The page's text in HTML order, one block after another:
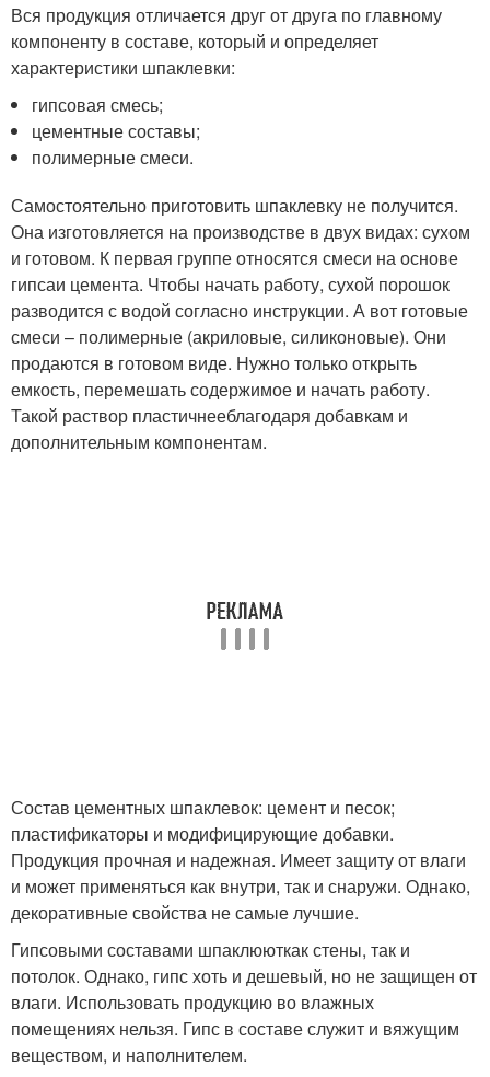
Вся продукция отличается друг от друга по главному
компоненту в составе, который и определяет
характеристики шпаклевки:
гипсовая смесь;
цементные составы;
полимерные смеси.
Самостоятельно приготовить шпаклевку не получится.
Она изготовляется на производстве в двух видах: сухом
и готовом. К первая группе относятся смеси на основе
гипсаи цемента. Чтобы начать работу, сухой порошок
разводится с водой согласно инструкции. А вот готовые
смеси – полимерные (акриловые, силиконовые). Они
продаются в готовом виде. Нужно только открыть
емкость, перемешать содержимое и начать работу.
Такой раствор пластичнееблагодаря добавкам и
дополнительным компонентам.
Состав цементных шпаклевок: цемент и песок;
пластификаторы и модифицирующие добавки.
Продукция прочная и надежная. Имеет защиту от влаги
и может применяться как внутри, так и снаружи. Однако,
декоративные свойства не самые лучшие.
Гипсовыми составами шпаклююткак стены, так и
потолок. Однако, гипс хоть и дешевый, но не защищен от
влаги. Использовать продукцию во влажных
помещениях нельзя. Гипс в составе служит и вяжущим
веществом, и наполнителем.